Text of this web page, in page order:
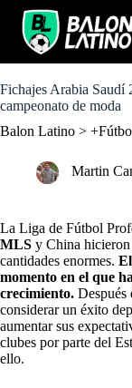
o
c
n
Fichajes Arabia Saudí
campeonato de moda
Balon Latino >
Martin
La Liga de Fútbol
MLS y China
cantidades enormes.
momento en el que
crecimiento. Después
considerar un éxito
aumentar sus
clubes por parte del
ello.